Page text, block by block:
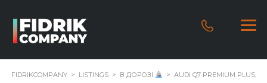
FIDRIKCOMPANY > LISTINGS > В ДОРОЗІ > AUDI Q7 PREMIUM PLUS,